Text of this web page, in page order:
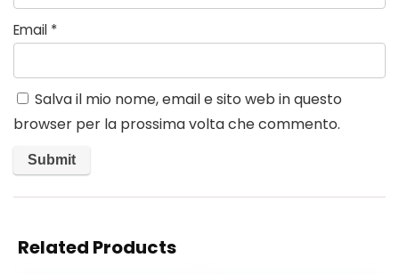
Email *
Salva il mio nome, email e sito web in questo
browser per la prossima volta che commento.
Related Products